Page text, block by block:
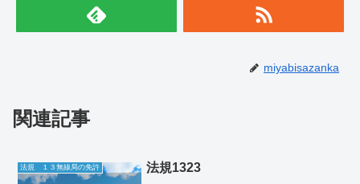
miyabisazanka
関連記事
法規 １３無線局の免許 法規1323